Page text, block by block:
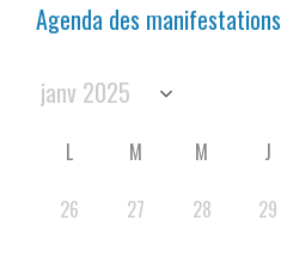
Agenda des manifestations
L M M J
26
27 28 29